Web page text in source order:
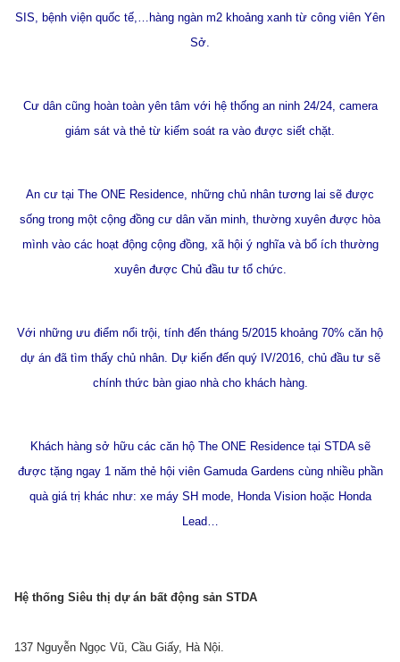
SIS, bệnh viện quốc tế,…hàng ngàn m2 khoảng xanh từ công viên Yên
Sở.
Cư dân cũng hoàn toàn yên tâm với hệ thống an ninh 24/24, camera
giám sát và thẻ từ kiếm soát ra vào được siết chặt.
An cư tại The ONE Residence, những chủ nhân tương lai sẽ được
sống trong một cộng đồng cư dân văn minh, thường xuyên được hòa
mình vào các hoạt động cộng đồng, xã hội ý nghĩa và bổ ích thường
xuyên được Chủ đầu tư tổ chức.
Với những ưu điểm nổi trội, tính đến tháng 5/2015 khoảng 70% căn hộ
dự án đã tìm thấy chủ nhân. Dự kiến đến quý IV/2016, chủ đầu tư sẽ
chính thức bàn giao nhà cho khách hàng.
Khách hàng sở hữu các căn hộ The ONE Residence tại STDA sẽ
được tặng ngay 1 năm thẻ hội viên Gamuda Gardens cùng nhiều phần
quà giá trị khác như: xe máy SH mode, Honda Vision hoặc Honda
Lead…
Hệ thống Siêu thị dự án bất động sản STDA
137 Nguyễn Ngọc Vũ, Cầu Giấy, Hà Nội.